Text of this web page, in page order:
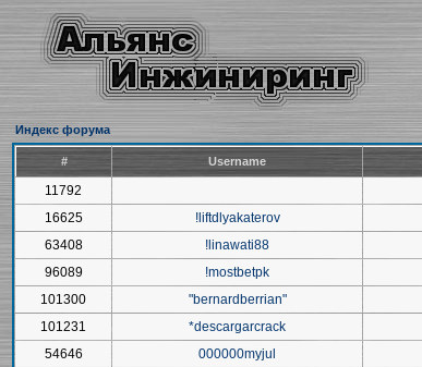
Индекс форума
# Username
11792
16625
!liftdlyakaterov
63408
!linawati88
96089
!mostbetpk
101300
"bernardberrian"
101231
*descargarcrack
54646
000000myjul